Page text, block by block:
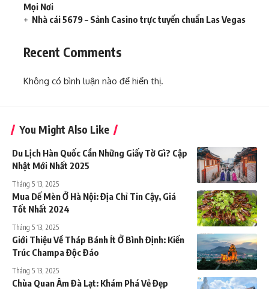
Mọi Nơi
Nhà cái 5679 – Sảnh Casino trực tuyến chuẩn Las Vegas
Recent Comments
Không có bình luận nào để hiển thị.
You Might Also Like
Du Lịch Hàn Quốc Cần Những Giấy Tờ Gì? Cập
Nhật Mới Nhất 2025
Tháng 5 13, 2025
Mua Dế Mèn Ở Hà Nội: Địa Chỉ Tin Cậy, Giá
Tốt Nhất 2024
Tháng 5 13, 2025
Giới Thiệu Về Tháp Bánh Ít Ở Bình Định: Kiến
Trúc Champa Độc Đáo
Tháng 5 13, 2025
Chùa Quan Âm Đà Lạt: Khám Phá Vẻ Đẹp